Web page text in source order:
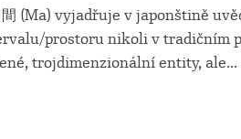
(Ma) vyjadřuje v japonštině
prostoru nikoli v tradičním
trojdimenzionální entity, ale...